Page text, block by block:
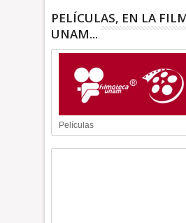
PELÍCULAS, EN LA
UNAM...
Películas